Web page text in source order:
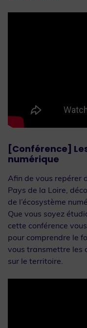
[Conférence]
numérique
Afin de vous repérer
Pays de la Loire,
de l’écosystème
Que vous soyez
cette conférence
pour comprendre le
vous transmettre les
sur le territoire.